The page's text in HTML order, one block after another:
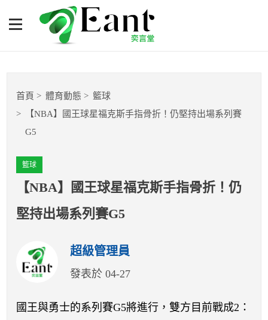
【NBA】國王球星福克斯手
指骨折！仍堅持出場系列賽
籃球
棒球
球隊數據
開賽列表
運彩教學專區
首頁 體育動態
籃球
【NBA】國王球星福克斯手指骨折！仍堅持出場系列賽
G5
籃球
【NBA】國王球星福克斯手指骨折！仍
堅持出場系列賽G5
超級管理員
發表於 04-27
國王與勇士的系列賽G5將進行，雙方目前戰成2：